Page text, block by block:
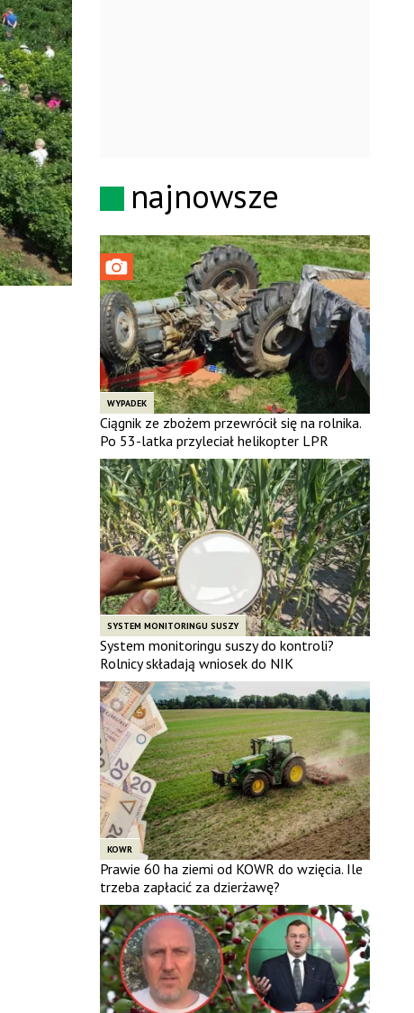
najnowsze
WYPADEK
Ciągnik ze zbożem przewrócił się na rolnika.
Po 53-latka przyleciał helikopter LPR
SYSTEM MONITORINGU SUSZY
System monitoringu suszy do kontroli?
Rolnicy składają wniosek do NIK
KOWR
Prawie 60 ha ziemi od KOWR do wzięcia. Ile
trzeba zapłacić za dzierżawę?